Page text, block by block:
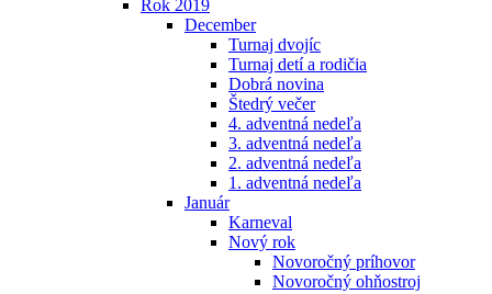
Rok 2019
December
Turnaj dvojíc
Turnaj detí a rodičia
Dobrá novina
Štedrý večer
4. adventná nedeľa
3. adventná nedeľa
2. adventná nedeľa
1. adventná nedeľa
Január
Karneval
Nový rok
Novoročný príhovor
Novoročný ohňostroj